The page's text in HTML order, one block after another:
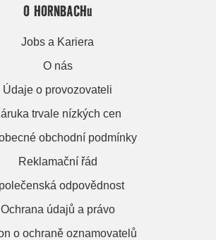
O HORNBACHu
Jobs a Kariera
O nás
Údaje o provozovateli
trvale nízkých cen
obchodní podmínky
Reklamační řád
odpovědnost
Ochrana údajů a právo
o ochraně oznamovatelů